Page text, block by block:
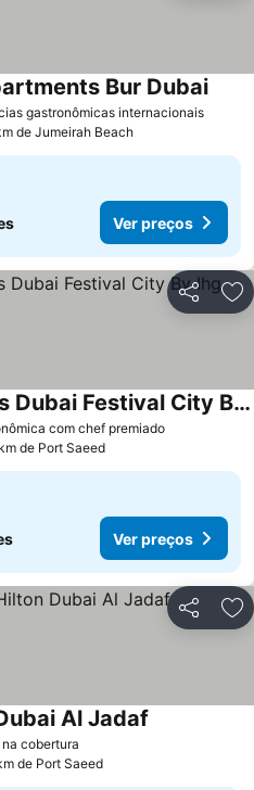
gastronômicas internacionais
Bur Dubai
de Jumeirah Beach
Ver preços
Partilhar
com chef premiado
Intercontinental Hotels Dubai Festival City By Ihg
de Port Saeed
Ver preços
Partilhar
cobertura
Al Jadaf
de Port Saeed